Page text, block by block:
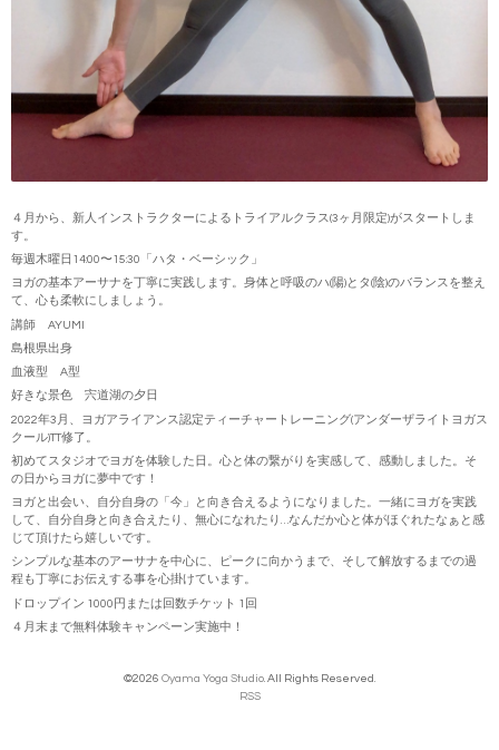
４月から、新人インストラクターによるトライアルクラス(3ヶ月限定)がスタートしま
す。
毎週木曜日14:00〜15:30「ハタ・ベーシック」
ヨガの基本アーサナを丁寧に実践します。身体と呼吸のハ(陽)とタ(陰)のバランスを整え
て、心も柔軟にしましょう。
講師 AYUMI
島根県出身
血液型 A型
好きな景色 宍道湖の夕日
2022年3月、ヨガアライアンス認定ティーチャートレーニング(アンダーザライトヨガス
クール)TT修了。
初めてスタジオでヨガを体験した日。心と体の繋がりを実感して、感動しました。そ
の日からヨガに夢中です！
ヨガと出会い、自分自身の「今」と向き合えるようになりました。一緒にヨガを実践
して、自分自身と向き合えたり、無心になれたり…なんだか心と体がほぐれたなぁと感
じて頂けたら嬉しいです。
シンプルな基本のアーサナを中心に、ピークに向かうまで、そして解放するまでの過
程も丁寧にお伝えする事を心掛けています。
ドロップイン 1000円または回数チケット 1回
４月末まで無料体験キャンペーン実施中！
©2026 Oyama Yoga Studio . All Rights Reserved.
RSS